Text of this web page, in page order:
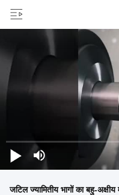
जटिल ज्यामितीय भागों का बहु-